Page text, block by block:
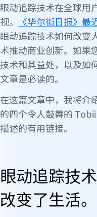
眼动追踪技术在全球用
视。
《华尔街日报》最
眼动追踪技术如何改变
术推动商业创新。如果
技术和其益处，以及如
文章是必读的。
在这篇文章中，我将介
的四个令人鼓舞的
描述的有用链接。
眼动追踪技
改变了生活。